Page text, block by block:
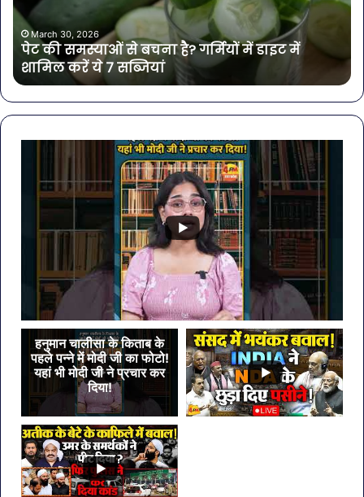
गर्मियों
डाइट
शामिल
करें
ये
March 30, 2026
पेट की समस्याओं से बचना है? गर्मियों में डाइट में
शामिल करें ये 7 सब्जियां
के
हनुमान चालीसा के किताब के
पहले पन्ने में मोदी जी का फोटो!
यहां भी मोदी जी ने प्रचार कर
दिया!